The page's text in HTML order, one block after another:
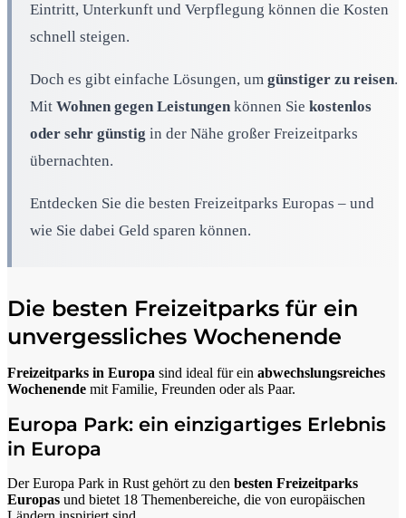
Eintritt, Unterkunft und Verpflegung können die Kosten
schnell steigen.
Doch es gibt einfache Lösungen, um günstiger zu reisen.
Mit Wohnen gegen Leistungen können Sie kostenlos
oder sehr günstig in der Nähe großer Freizeitparks
übernachten.
Entdecken Sie die besten Freizeitparks Europas – und
wie Sie dabei Geld sparen können.
Die besten Freizeitparks für ein
unvergessliches Wochenende
Freizeitparks in Europa sind ideal für ein abwechslungsreiches
Wochenende mit Familie, Freunden oder als Paar.
Europa Park: ein einzigartiges Erlebnis
in Europa
Der Europa Park in Rust gehört zu den besten Freizeitparks
Europas und bietet 18 Themenbereiche, die von europäischen